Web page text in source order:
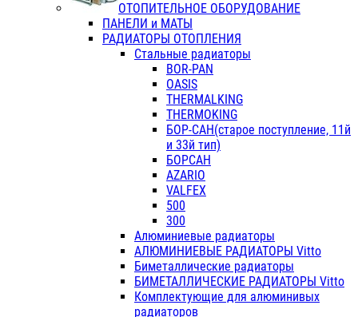
ОТОПИТЕЛЬНОЕ ОБОРУДОВАНИЕ
ПАНЕЛИ и МАТЫ
РАДИАТОРЫ ОТОПЛЕНИЯ
Стальные радиаторы
BOR-PAN
OASIS
THERMALKING
THERMOKING
БОР-САН(старое поступление, 11й
и 33й тип)
БОРСАН
AZARIO
VALFEX
500
300
Алюминиевые радиаторы
АЛЮМИНИЕВЫЕ РАДИАТОРЫ Vitto
Биметаллические радиаторы
БИМЕТАЛЛИЧЕСКИЕ РАДИАТОРЫ Vitto
Комплектующие для алюминивых
радиаторов